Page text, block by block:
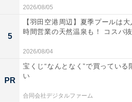
2026/08/05
5
【羽田空港周辺】夏季プールは
時間営業の天然温泉も！ コスパ抜
2026/08/04
PR
宝くじ“なんとなく”で買っている
い
合同会社デジタルファーム